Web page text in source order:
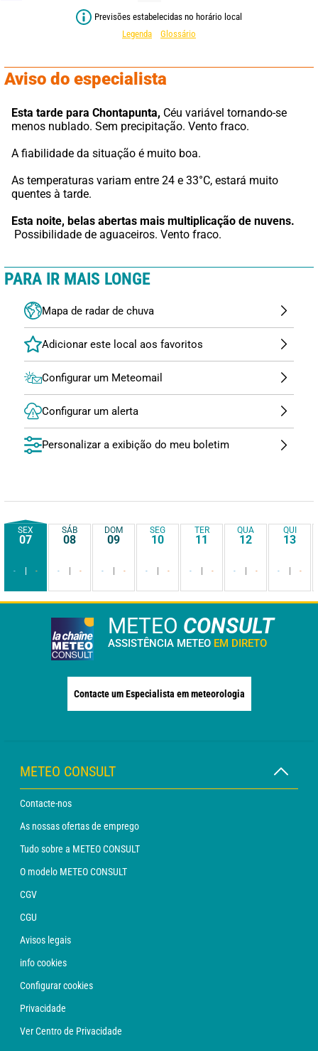
Previsões estabelecidas no horário local
Legenda
Glossário
Aviso do especialista
Esta tarde para Chontapunta, Céu variável tornando-se
menos nublado. Sem precipitação. Vento fraco.
A fiabilidade da situação é muito boa.
As temperaturas variam entre 24 e 33°C, estará muito
quentes à tarde.
Esta noite, belas abertas mais multiplicação de nuvens.
Possibilidade de aguaceiros. Vento fraco.
PARA IR MAIS LONGE
Mapa de radar de chuva
Configurar um Meteomail
Configurar um alerta
Personalizar a exibição do meu boletim
SEX
07
- -
SÁB
08
- -
DOM
09
- -
SEG
10
- -
TER
11
- -
QUA
12
- -
QUI
13
- -
METEO CONSULT
ASSISTÊNCIA METEO EM DIRETO
Contacte um Especialista em meteorologia
METEO CONSULT
Contacte-nos
As nossas ofertas de emprego
Tudo sobre a METEO CONSULT
O modelo METEO CONSULT
CGV
CGU
Avisos legais
info cookies
Configurar cookies
Privacidade
Ver Centro de Privacidade